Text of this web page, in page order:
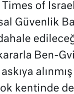
Times of
Güvenlik
Ben-
kentinde